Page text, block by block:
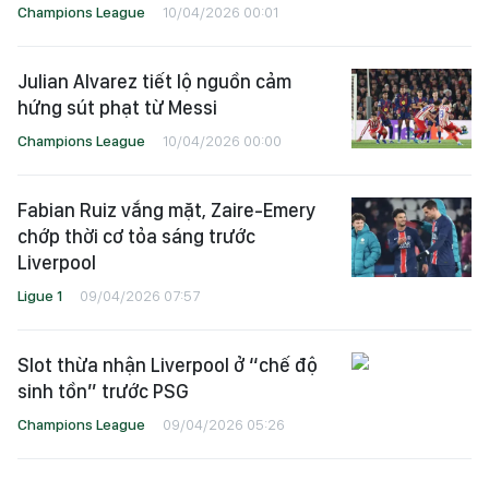
Champions League 10/04/2026 00:01
Julian Alvarez tiết lộ nguồn cảm
hứng sút phạt từ Messi
Champions League 10/04/2026 00:00
Fabian Ruiz vắng mặt, Zaire-Emery
chớp thời cơ tỏa sáng trước
Liverpool
Ligue 1 09/04/2026 07:57
Slot thừa nhận Liverpool ở “chế độ
sinh tồn” trước PSG
Champions League 09/04/2026 05:26